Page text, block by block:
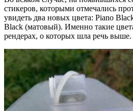
стикеров, которыми отмечались
увидеть два новых цвета: Piano
Black (матовый). Именно такие
рендерах, о которых шла речь выше.